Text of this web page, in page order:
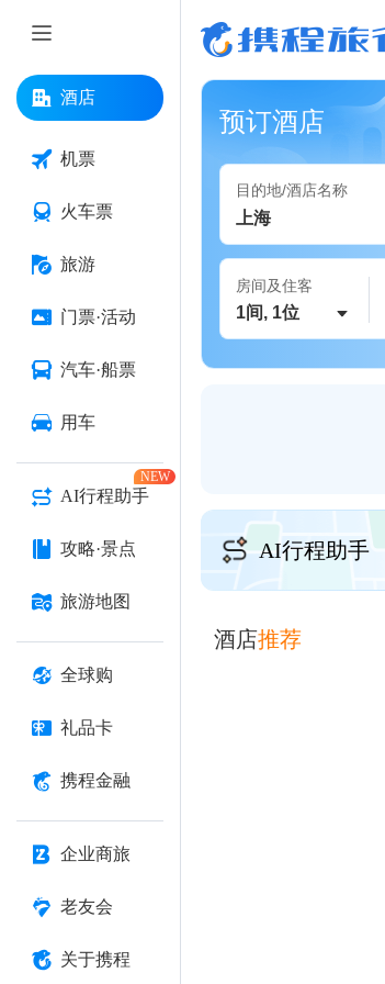
酒店
机票
火车票
旅游
门票·活动
汽车·船票
用车
AI行程助手
NEW
攻略·景点
旅游地图
全球购
礼品卡
携程金融
企业商旅
老友会
关于携程
预订酒店
目的地/酒店名称
房间及住客
1间, 1位
AI行程助手
酒店推荐